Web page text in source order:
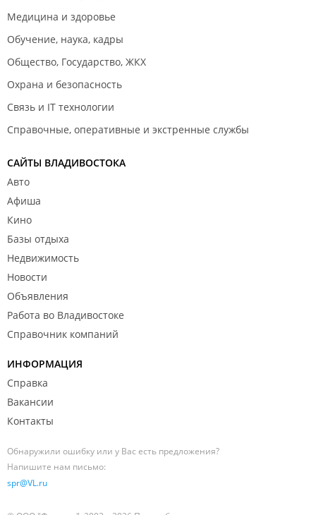
Медицина и здоровье
Обучение, наука, кадры
Общество, Государство, ЖКХ
Охрана и безопасность
Связь и IT технологии
Справочные, оперативные и экстренные службы
САЙТЫ ВЛАДИВОСТОКА
Авто
Афиша
Кино
Базы отдыха
Недвижимость
Новости
Объявления
Работа во Владивостоке
Справочник компаний
ИНФОРМАЦИЯ
Справка
Вакансии
Контакты
Обнаружили ошибку или у Вас есть предложения?
Напишите нам письмо:
spr@VL.ru